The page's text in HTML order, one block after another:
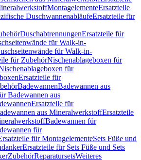
MontagelementeErsatzteile
DuschwannenabläufeErsatzteile für
DuschabtrennungenErsatzteile für
für Walk-in-
für Walk-in-
für ZubehörNischenablageboxen für
für
Ersatzteile für
BadewannenBadewannen aus
Badewannen aus
Ersatzteile für
aus MineralwerkstoffErsatzteile
Badewannen für
für
für MontagelementeSets Füße und
Ersatzteile für Sets Füße und Sets
ZubehörReparatursetsWeiteres